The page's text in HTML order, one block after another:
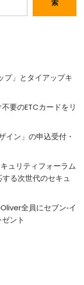
索
プ」とタイアップキ
要のETCカードをリ
イン」の申込受付・
ュリティフォーラム
る次世代のセキュ
全員にセブン‐イ
ント